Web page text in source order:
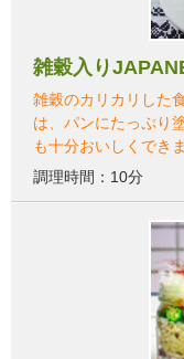
雑穀入り
雑穀のカリカリした
は、パンにたっぷり
も十分おいしくでき
調理時間：10分